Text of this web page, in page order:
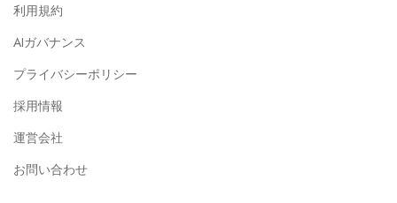
利用規約
AIガバナンス
プライバシーポリシー
採用情報
運営会社
お問い合わせ